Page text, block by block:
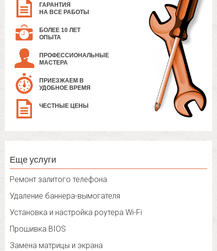
ГАРАНТИЯ
НА ВСЕ РАБОТЫ
БОЛЕЕ 10 ЛЕТ
ОПЫТА
ПРОФЕССИОНАЛЬНЫЕ
МАСТЕРА
ПРИЕЗЖАЕМ В
УДОБНОЕ ВРЕМЯ
ЧЕСТНЫЕ ЦЕНЫ
Еще услуги
Ремонт залитого телефона
Удаление баннера-вымогателя
Установка и настройка роутера Wi-Fi
Прошивка BIOS
Замена матрицы и экрана